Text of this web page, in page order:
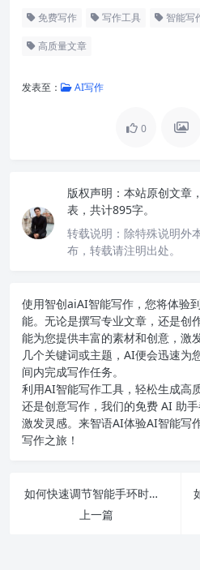
免费写作 写作工具 智能写
高质量文章
发表至： AI写作
0
版权声明： 本站原创文章
表，共计895字。
转载说明： 除特殊说明外
布，转载请注明出处。
使用智创aiAI智能写作 ，您将体验
能。无论是撰写专业文章，还是创
能为您提供丰富的素材和创意，激
几个关键词或主题，AI便会迅速为
间内完成写作任务。
利用AI智能写作工具，轻松生成高
还是创意写作，我们的免费 AI 助
激发灵感。来智语AI体验AI智能写
写作之旅！
如何快速调节智能手环时间，避免小错误影响运动记录和健康监测
上一篇